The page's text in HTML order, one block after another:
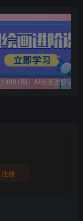
注册